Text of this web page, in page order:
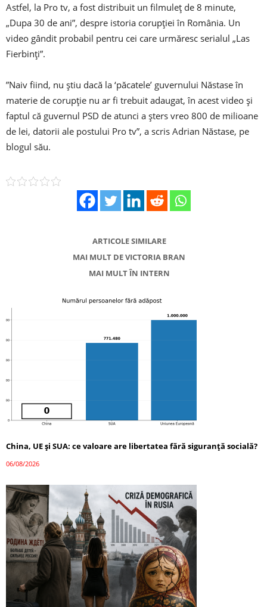
Astfel, la Pro tv, a fost distribuit un filmuleț de 8 minute,
„Dupa 30 de ani”, despre istoria corupției în România. Un
video gândit probabil pentru cei care urmăresc serialul „Las
Fierbinți”.
”Naiv fiind, nu știu dacă la ‘păcatele’ guvernului Năstase în
materie de corupție nu ar fi trebuit adaugat, în acest video și
faptul că guvernul PSD de atunci a șters vreo 800 de milioane
de lei, datorii ale postului Pro tv”, a scris Adrian Năstase, pe
blogul său.
ARTICOLE SIMILARE
MAI MULT DE VICTORIA BRAN
MAI MULT ÎN INTERN
China, UE și SUA: ce valoare are libertatea fără siguranță socială?
06/08/2026